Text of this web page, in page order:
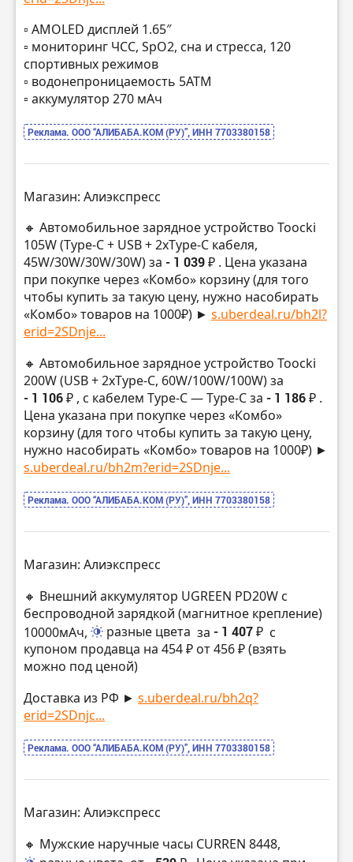
▫️ AMOLED дисплей 1.65″
▫️ мониторинг ЧСС, SpO2, сна и стресса, 120
спортивных режимов
▫️ водонепроницаемость 5АТМ
▫️ аккумулятор 270 мАч
Реклама. ООО “АЛИБАБА.КОМ (РУ)”, ИНН 7703380158
Магазин: Алиэкспресс
🔸 Автомобильное зарядное устройство Toocki
105W (Type-C + USB + 2xType-C кабеля,
45W/30W/30W/30W) за - 1 039 ₽ . Цена указана
при покупке через «Комбо» корзину (для того
чтобы купить за такую цену, нужно насобирать
«Комбо» товаров на 1000₽) ► s.uberdeal.ru/bh2l?
erid=2SDnje...
🔸 Автомобильное зарядное устройство Toocki
200W (USB + 2xType-C, 60W/100W/100W) за
- 1 106 ₽ , с кабелем Type-C — Type-C за - 1 186 ₽ .
Цена указана при покупке через «Комбо»
корзину (для того чтобы купить за такую цену,
нужно насобирать «Комбо» товаров на 1000₽) ►
s.uberdeal.ru/bh2m?erid=2SDnje...
Реклама. ООО “АЛИБАБА.КОМ (РУ)”, ИНН 7703380158
Магазин: Алиэкспресс
🔸 Внешний аккумулятор UGREEN PD20W с
беспроводной зарядкой (магнитное крепление)
10000мАч,
разные цвета за - 1 407 ₽ с
купоном продавца на 454 ₽ от 456 ₽ (взять
можно под ценой)
Доставка из РФ ► s.uberdeal.ru/bh2q?
erid=2SDnjc...
Реклама. ООО “АЛИБАБА.КОМ (РУ)”, ИНН 7703380158
Магазин: Алиэкспресс
🔸 Мужские наручные часы CURREN 8448,